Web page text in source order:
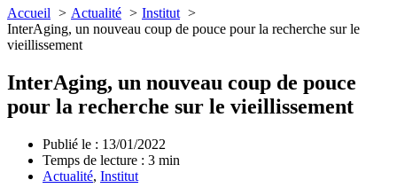
Accueil Actualité
Institut
InterAging, un nouveau coup de pouce pour la recherche sur le
vieillissement
InterAging, un nouveau coup de pouce
pour la recherche sur le vieillissement
Publié le : 13/01/2022
Temps de lecture : 3 min
Actualité, Institut